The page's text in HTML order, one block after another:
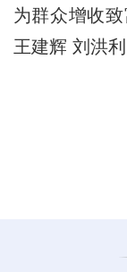
为群众增收
王建辉 刘洪利